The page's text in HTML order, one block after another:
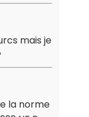
mais je
la norme